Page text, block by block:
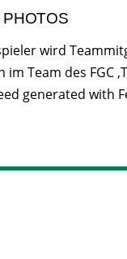
wird
im Team des FGC
generated with